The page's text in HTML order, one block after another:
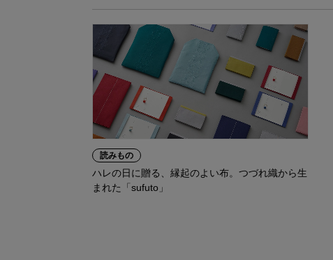
読みもの
ハレの日に贈る、縁起のよい布。つづれ織から生
まれた「sufuto」